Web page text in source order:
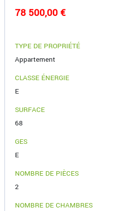
78 500,00 €
TYPE DE PROPRIÉTÉ
Appartement
CLASSE ÉNERGIE
E
SURFACE
68
GES
E
NOMBRE DE PIÈCES
2
NOMBRE DE CHAMBRES